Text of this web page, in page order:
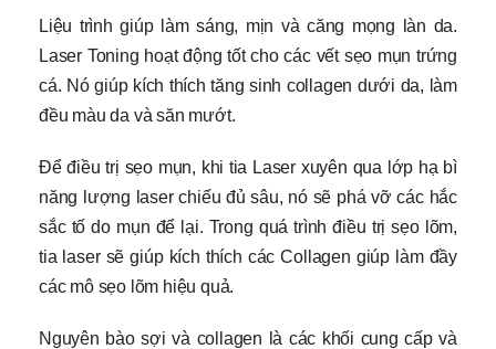
Liệu trình giúp làm sáng, mịn và căng mọng làn da.
Laser Toning hoạt động tốt cho các vết sẹo mụn trứng
cá. Nó giúp kích thích tăng sinh collagen dưới da, làm
đều màu da và săn mướt.
Để điều trị sẹo mụn, khi tia Laser xuyên qua lớp hạ bì
năng lượng laser chiếu đủ sâu, nó sẽ phá vỡ các hắc
sắc tố do mụn để lại. Trong quá trình điều trị sẹo lõm,
tia laser sẽ giúp kích thích các Collagen giúp làm đầy
các mô sẹo lõm hiệu quả.
Nguyên bào sợi và collagen là các khối cung cấp và